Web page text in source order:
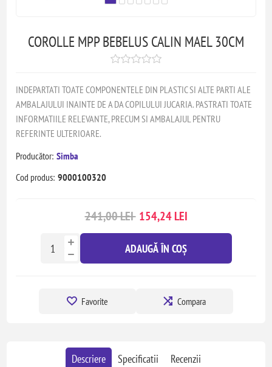
COROLLE MPP BEBELUS CALIN MAEL 30CM
INDEPARTATI TOATE COMPONENTELE DIN PLASTIC SI ALTE PARTI ALE
AMBALAJULUI INAINTE DE A DA COPILULUI JUCARIA. PASTRATI TOATE
INFORMATIILE RELEVANTE, PRECUM SI AMBALAJUL PENTRU
REFERINTE ULTERIOARE.
Producător: Simba
Cod produs: 9000100320
241,00 LEI 154,24 LEI
ADAUGĂ ÎN COȘ
Favorite Compara
Descriere Specificatii Recenzii